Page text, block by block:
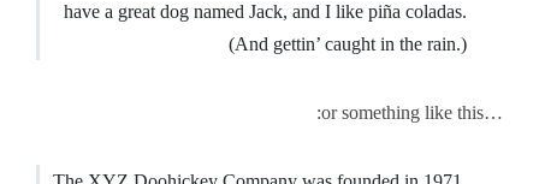
have a great dog named Jack, and I like piña coladas.
(And gettin’ caught in the rain.)
…or something like this: